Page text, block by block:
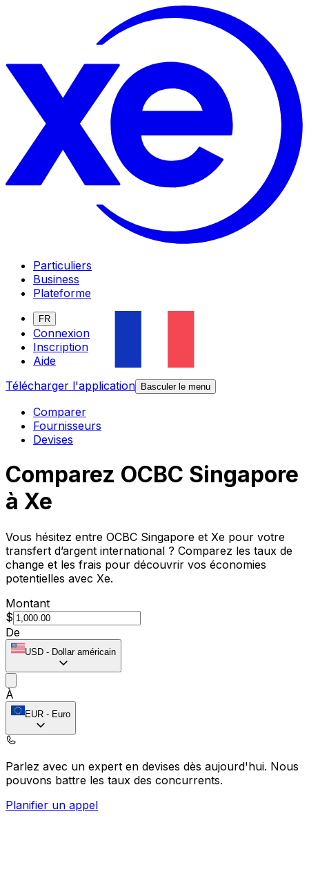
Particuliers
Business
Plateforme
FR
Connexion
Inscription
Aide
Télécharger l'application
Basculer le menu
Comparer
Fournisseurs
Devises
Comparez OCBC Singapore
à Xe
Vous hésitez entre OCBC Singapore et Xe pour votre
transfert d’argent international ? Comparez les taux de
change et les frais pour découvrir vos économies
potentielles avec Xe.
Montant
$
De
USD - Dollar américain
À
EUR - Euro
Parlez avec un expert en devises dès aujourd'hui. Nous
pouvons battre les taux des concurrents.
Planifier un appel